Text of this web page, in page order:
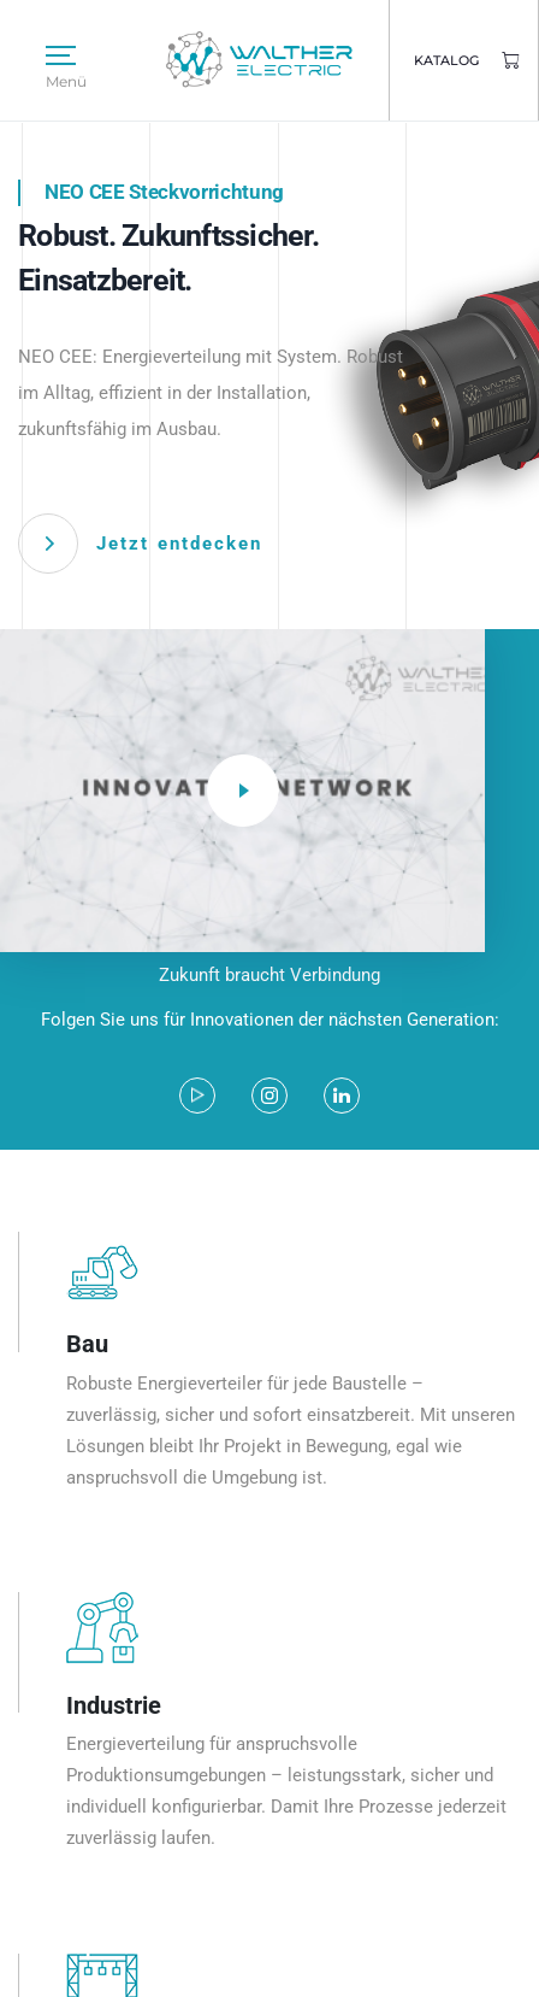
Menü
KATALOG
Intelligente Stromverteilung
beginnt hier.
NEO CEE Steckvorrichtung
Robust. Zukunftssicher.
Einsatzbereit.
NEO CEE: Energieverteilung mit System. Robust
im Alltag, effizient in der Installation,
zukunftsfähig im Ausbau.
Jetzt entdecken
Intelligenz trifft Energie.
Anwendungen – robust, IP-geschützt und
zukunftsfähig.
Zukunft braucht Verbindung
Folgen Sie uns für Innovationen der nächsten Generation:
Bau
Robuste Energieverteiler für jede Baustelle –
zuverlässig, sicher und sofort einsatzbereit. Mit unseren
Lösungen bleibt Ihr Projekt in Bewegung, egal wie
anspruchsvoll die Umgebung ist.
Industrie
Energieverteilung für anspruchsvolle
Produktionsumgebungen – leistungsstark, sicher und
individuell konfigurierbar. Damit Ihre Prozesse jederzeit
zuverlässig laufen.